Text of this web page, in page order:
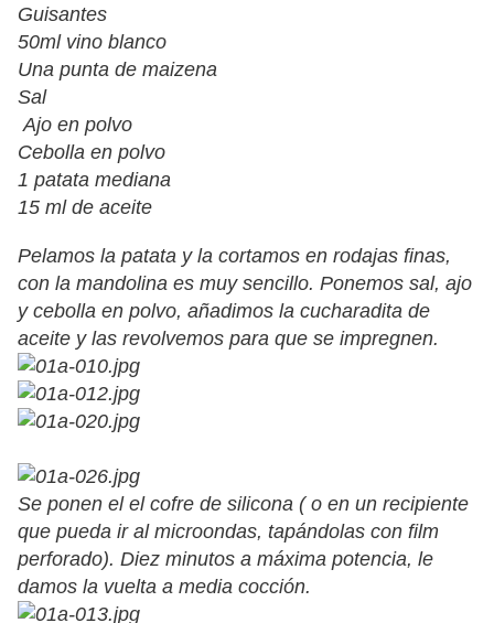
Guisantes
50ml vino blanco
Una punta de maizena
Sal
Ajo en polvo
Cebolla en polvo
1 patata mediana
15 ml de aceite
Pelamos la patata y la cortamos en rodajas finas,
con la mandolina es muy sencillo. Ponemos sal, ajo
y cebolla en polvo, añadimos la cucharadita de
aceite y las revolvemos para que se impregnen.
Se ponen el el cofre de silicona ( o en un recipiente
que pueda ir al microondas, tapándolas con film
perforado). Diez minutos a máxima potencia, le
damos la vuelta a media cocción.